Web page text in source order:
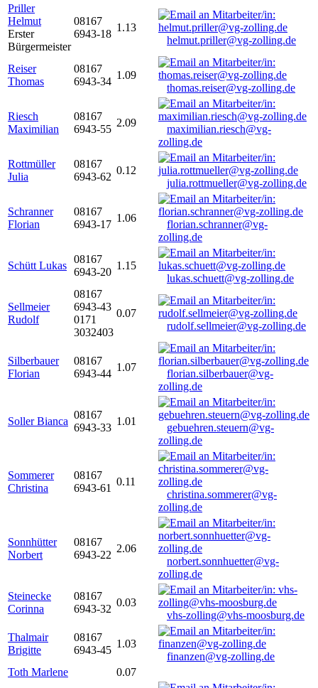
Priller
Helmut
Erster
Bürgermeister
08167
6943-18
1.13
helmut.priller@vg-zolling.de
Reiser
Thomas
08167
6943-34
1.09
thomas.reiser@vg-zolling.de
Riesch
Maximilian
08167
6943-55
2.09
maximilian.riesch@vg-
zolling.de
Rottmüller
Julia
08167
6943-62
0.12
julia.rottmueller@vg-zolling.de
Schranner
Florian
08167
6943-17
1.06
florian.schranner@vg-
zolling.de
Schütt Lukas
08167
6943-20
1.15
lukas.schuett@vg-zolling.de
Sellmeier
Rudolf
08167
6943-43
0171
3032403
0.07
rudolf.sellmeier@vg-zolling.de
Silberbauer
Florian
08167
6943-44
1.07
florian.silberbauer@vg-
zolling.de
Soller Bianca
08167
6943-33
1.01
gebuehren.steuern@vg-
zolling.de
Sommerer
Christina
08167
6943-61
0.11
christina.sommerer@vg-
zolling.de
Sonnhütter
Norbert
08167
6943-22
2.06
norbert.sonnhuetter@vg-
zolling.de
Steinecke
Corinna
08167
6943-32
0.03
vhs-zolling@vhs-moosburg.de
Thalmair
Brigitte
08167
6943-45
1.03
finanzen@vg-zolling.de
Toth Marlene
0.07